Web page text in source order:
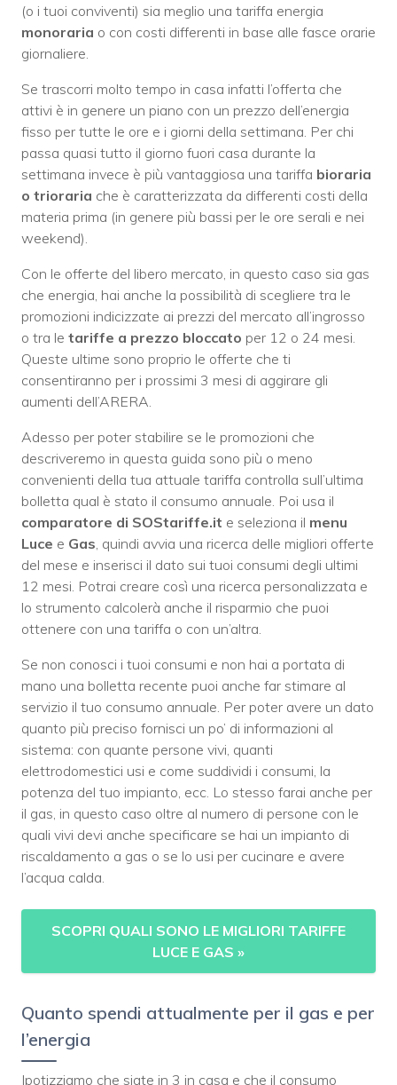
(o i tuoi conviventi) sia meglio una tariffa energia
monoraria o con costi differenti in base alle fasce orarie
giornaliere.
Se trascorri molto tempo in casa infatti l’offerta che
attivi è in genere un piano con un prezzo dell’energia
fisso per tutte le ore e i giorni della settimana. Per chi
passa quasi tutto il giorno fuori casa durante la
settimana invece è più vantaggiosa una tariffa bioraria
o trioraria che è caratterizzata da differenti costi della
materia prima (in genere più bassi per le ore serali e nei
weekend).
Con le offerte del libero mercato, in questo caso sia gas
che energia, hai anche la possibilità di scegliere tra le
promozioni indicizzate ai prezzi del mercato all’ingrosso
o tra le tariffe a prezzo bloccato per 12 o 24 mesi.
Queste ultime sono proprio le offerte che ti
consentiranno per i prossimi 3 mesi di aggirare gli
aumenti dell’ARERA.
Adesso per poter stabilire se le promozioni che
descriveremo in questa guida sono più o meno
convenienti della tua attuale tariffa controlla sull’ultima
bolletta qual è stato il consumo annuale. Poi usa il
comparatore di SOStariffe.it e seleziona il menu
Luce e Gas , quindi avvia una ricerca delle migliori offerte
del mese e inserisci il dato sui tuoi consumi degli ultimi
12 mesi. Potrai creare così una ricerca personalizzata e
lo strumento calcolerà anche il risparmio che puoi
ottenere con una tariffa o con un’altra.
Se non conosci i tuoi consumi e non hai a portata di
mano una bolletta recente puoi anche far stimare al
servizio il tuo consumo annuale. Per poter avere un dato
quanto più preciso fornisci un po’ di informazioni al
sistema: con quante persone vivi, quanti
elettrodomestici usi e come suddividi i consumi, la
potenza del tuo impianto, ecc. Lo stesso farai anche per
il gas, in questo caso oltre al numero di persone con le
quali vivi devi anche specificare se hai un impianto di
riscaldamento a gas o se lo usi per cucinare e avere
l’acqua calda.
SCOPRI QUALI SONO LE MIGLIORI TARIFFE
LUCE E GAS »
Quanto spendi attualmente per il gas e per
l’energia
Ipotizziamo che siate in 3 in casa e che il consumo